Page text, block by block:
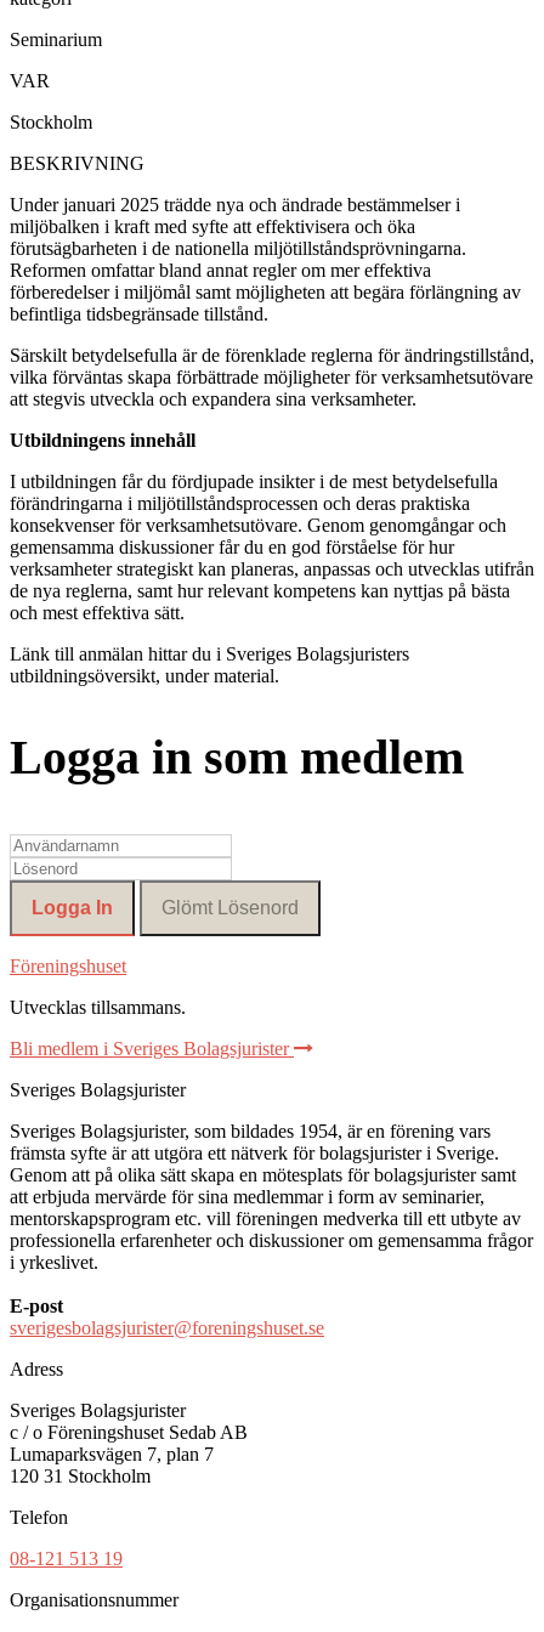
Seminarium
VAR
Stockholm
BESKRIVNING
Under januari 2025 trädde nya och ändrade bestämmelser i
miljöbalken i kraft med syfte att effektivisera och öka
förutsägbarheten i de nationella miljötillståndsprövningarna.
Reformen omfattar bland annat regler om mer effektiva
förberedelser i miljömål samt möjligheten att begära förlängning av
befintliga tidsbegränsade tillstånd.
Särskilt betydelsefulla är de förenklade reglerna för ändringstillstånd,
vilka förväntas skapa förbättrade möjligheter för verksamhetsutövare
att stegvis utveckla och expandera sina verksamheter.
Utbildningens innehåll
I utbildningen får du fördjupade insikter i de mest betydelsefulla
förändringarna i miljötillståndsprocessen och deras praktiska
konsekvenser för verksamhetsutövare. Genom genomgångar och
gemensamma diskussioner får du en god förståelse för hur
verksamheter strategiskt kan planeras, anpassas och utvecklas utifrån
de nya reglerna, samt hur relevant kompetens kan nyttjas på bästa
och mest effektiva sätt.
Länk till anmälan hittar du i Sveriges Bolagsjuristers
utbildningsöversikt, under material.
Logga in som medlem
Föreningshuset
Utvecklas tillsammans.
Bli medlem i Sveriges Bolagsjurister
Sveriges Bolagsjurister
Sveriges Bolagsjurister, som bildades 1954, är en förening vars
främsta syfte är att utgöra ett nätverk för bolagsjurister i Sverige.
Genom att på olika sätt skapa en mötesplats för bolagsjurister samt
att erbjuda mervärde för sina medlemmar i form av seminarier,
mentorskapsprogram etc. vill föreningen medverka till ett utbyte av
professionella erfarenheter och diskussioner om gemensamma frågor
i yrkeslivet.
E-post
sverigesbolagsjurister@foreningshuset.se
Adress
Sveriges Bolagsjurister
c / o Föreningshuset Sedab AB
Lumaparksvägen 7, plan 7
120 31 Stockholm
Telefon
08-121 513 19
Organisationsnummer